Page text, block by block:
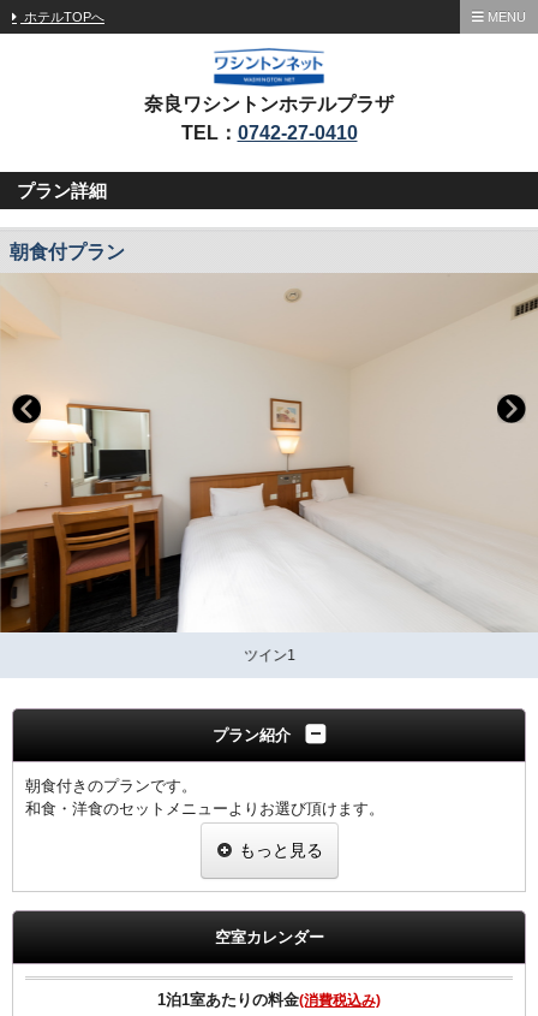
ホテルTOPへ MENU
奈良ワシントンホテルプラザ
TEL： 0742-27-0410
プラン詳細
朝食付プラン
ツイン1
プラン紹介
朝食付きのプランです。
和食・洋食のセットメニューよりお選び頂けます。
●高速インターネット回線(LAN接続/無料）
●全室、洗浄機付トイレ完備
●全室、加湿機能付空気清浄機設置
●枕元にUSBコンセント設置
もっと見る
空室カレンダー
1泊1室あたりの料金(消費税込み)